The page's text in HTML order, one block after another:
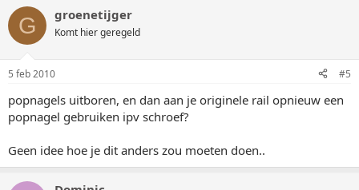
G groenetijger
Komt hier geregeld
5 feb 2010 #5
popnagels uitboren, en dan aan je originele rail opnieuw een
popnagel gebruiken ipv schroef?
Geen idee hoe je dit anders zou moeten doen..